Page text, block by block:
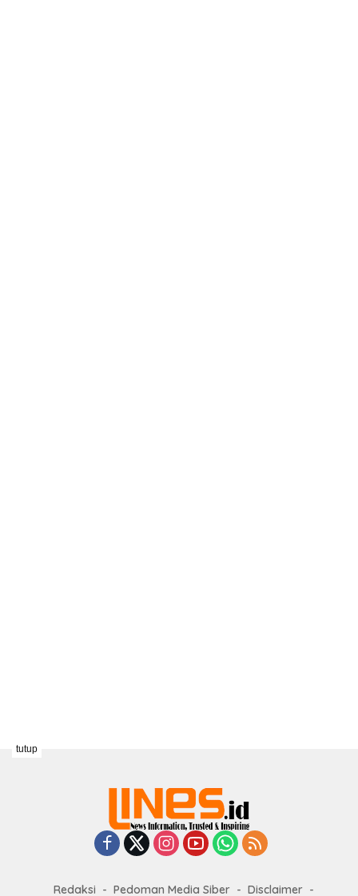
Redaksi Pedoman Media Siber Disclaimer
tutup